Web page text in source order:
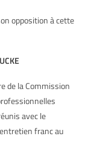
opposition à cette
de la Commission
avec le
franc au